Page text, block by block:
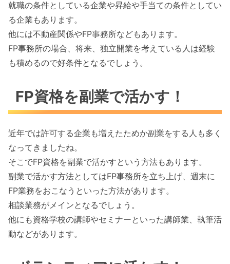
就職の条件としている企業や昇給や手当ての条件としてい
る企業もあります。
他には不動産関係やFP事務所などもあります。
FP事務所の場合、将来、独立開業を考えている人は経験
も積めるので好条件となるでしょう。
FP資格を副業で活かす！
近年では許可する企業も増えたためか副業をする人も多く
なってきましたね。
そこでFP資格を副業で活かすという方法もあります。
副業で活かす方法としてはFP事務所を立ち上げ、週末に
FP業務をおこなうといった方法があります。
相談業務がメインとなるでしょう。
他にも資格学校の講師やセミナーといった講師業、執筆活
動などがあります。